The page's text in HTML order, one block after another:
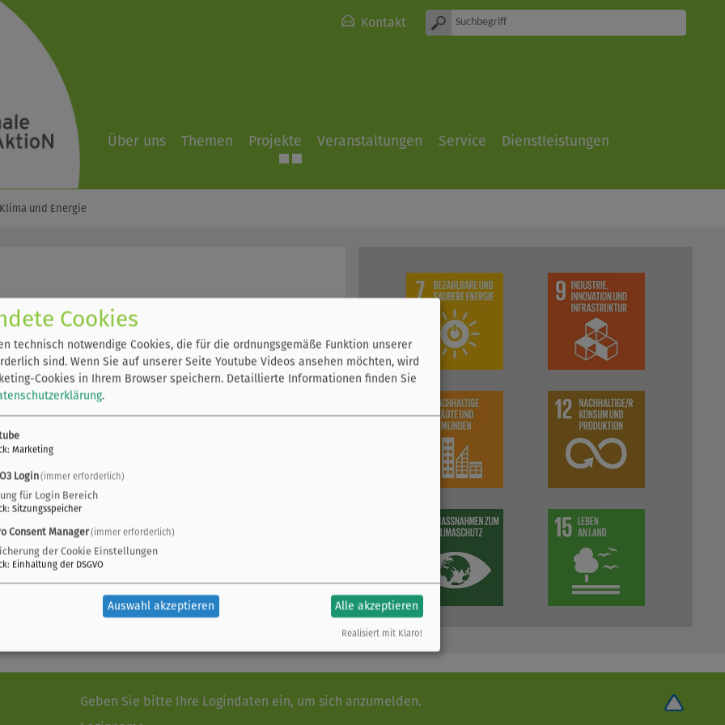
Kontakt
Über uns Themen Projekte Veranstaltungen Service Dienstleistungen
Klima und Energie
denn sie bedeutet weniger Fleisch und
stehen vermehrt vegetarische Gerichte. Zum
aus der Region. Selbstverständlich sind es darüber
die Verwendung finden. Viele
umgestellt.
Geben Sie bitte Ihre Logindaten ein, um sich anzumelden.
Cookies
technisch notwendige Cookies, die für die ordnungsgemäße Funktion unserer
sind. Wenn Sie auf unserer Seite Youtube Videos ansehen möchten, wird
Cookies in Ihrem Browser speichern. Detaillierte Informationen finden Sie
.
: Marketing
Login(immer erforderlich)
für Login Bereich
: Sitzungsspeicher
Consent Manager(immer erforderlich)
der Cookie Einstellungen
: Einhaltung der DSGVO
Auswahl akzeptieren Alle akzeptieren
Realisiert mit Klaro!